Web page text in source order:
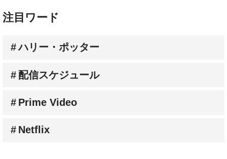
ハリー・ポッター
配信スケジュール
Prime Video
Netflix